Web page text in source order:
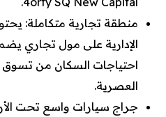
الإدارية على مول تجاري
احتياجات السكان من تسوق
العصرية.
جراج سيارات واسع تحت